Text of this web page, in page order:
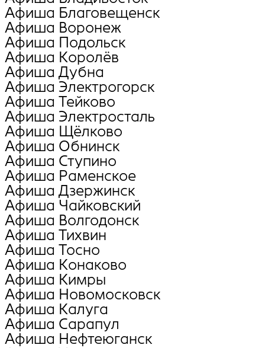
Афиша Благовещенск
Афиша Воронеж
Афиша Подольск
Афиша Королёв
Афиша Дубна
Афиша Электрогорск
Афиша Тейково
Афиша Электросталь
Афиша Щёлково
Афиша Обнинск
Афиша Ступино
Афиша Раменское
Афиша Дзержинск
Афиша Чайковский
Афиша Волгодонск
Афиша Тихвин
Афиша Тосно
Афиша Конаково
Афиша Кимры
Афиша Новомосковск
Афиша Калуга
Афиша Сарапул
Афиша Нефтеюганск